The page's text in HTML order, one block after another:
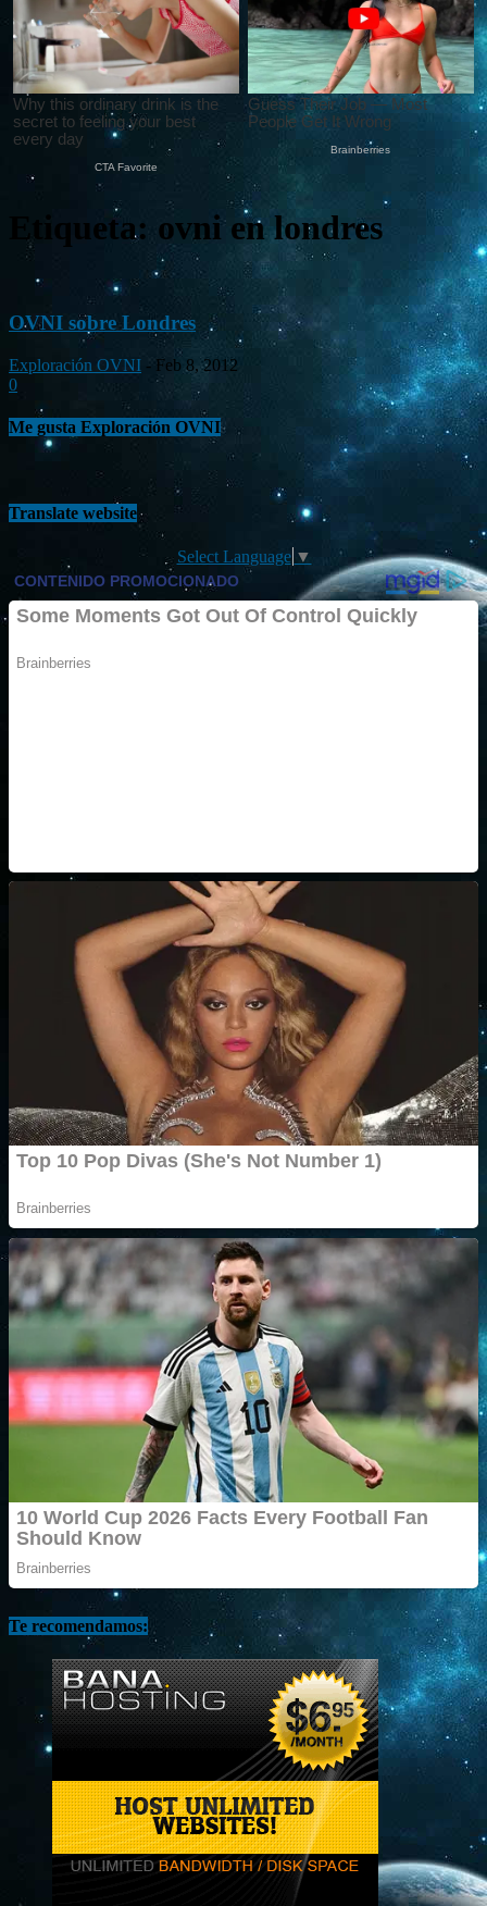
Etiqueta: ovni en londres
OVNI sobre Londres
Exploración OVNI - Feb 8, 2012
0
Me gusta Exploración OVNI
Translate website
Select Language ▼
Te recomendamos: